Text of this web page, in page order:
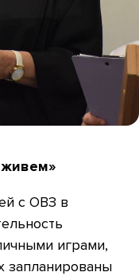
с ОВЗ в
играми,
запланированы